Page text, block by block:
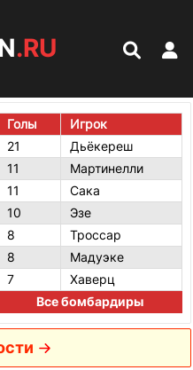
.RU
Голы
Игрок
21
Дьёкереш
11
Мартинелли
11
Сака
10
Эзе
8
Троссар
8
Мадуэке
7
Хаверц
Все бомбардиры